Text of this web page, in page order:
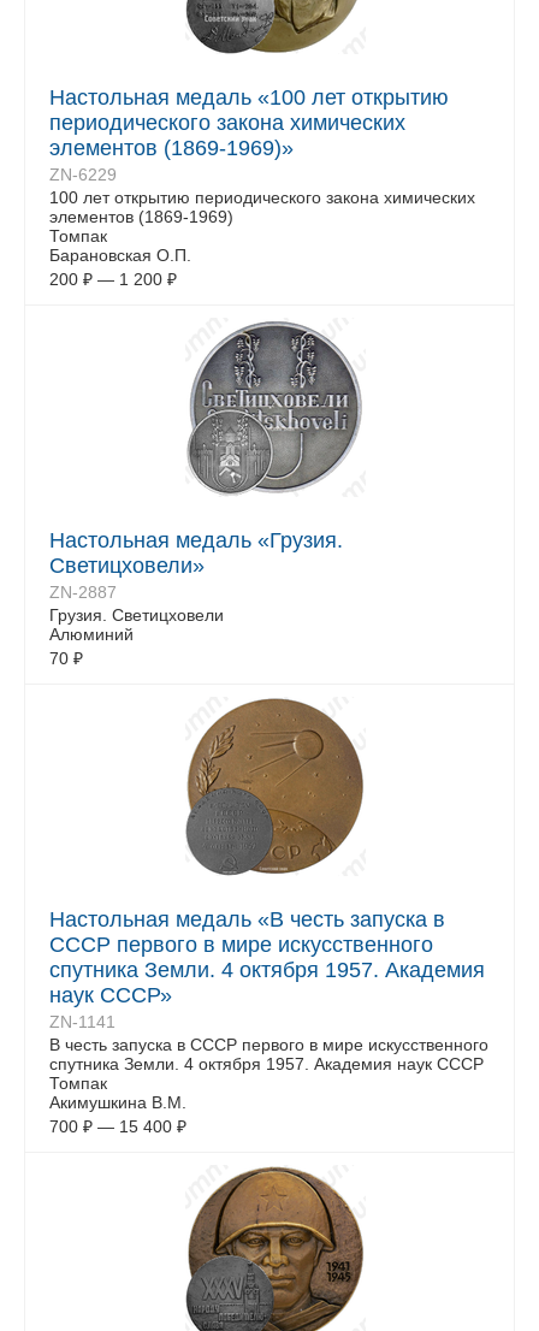
Настольная медаль «100 лет открытию
периодического закона химических
элементов (1869-1969)»
ZN-6229
100 лет открытию периодического закона химических
элементов (1869-1969)
Томпак
Барановская О.П.
200 ₽ — 1 200 ₽
Настольная медаль «Грузия.
Светицховели»
ZN-2887
Грузия. Светицховели
Алюминий
70 ₽
Настольная медаль «В честь запуска в
СССР первого в мире искусственного
спутника Земли. 4 октября 1957. Академия
наук СССР»
ZN-1141
В честь запуска в СССР первого в мире искусственного
спутника Земли. 4 октября 1957. Академия наук СССР
Томпак
Акимушкина В.М.
700 ₽ — 15 400 ₽